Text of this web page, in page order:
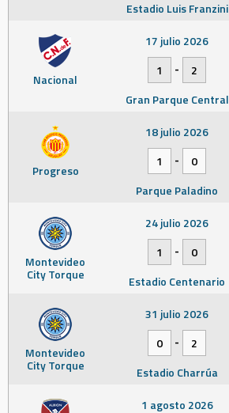
Estadio Luis Franzini
Nacional
17 julio 2026
1
-
2
Gran Parque Central
Progreso
18 julio 2026
1
-
0
Parque Paladino
Montevideo
City Torque
24 julio 2026
1
-
0
Estadio Centenario
Montevideo
City Torque
31 julio 2026
0
-
2
Estadio Charrúa
1 agosto 2026